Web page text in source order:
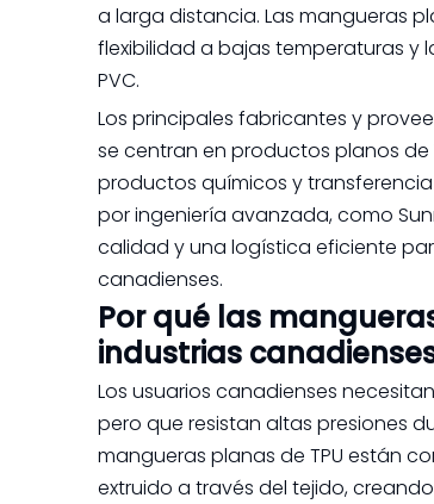
a larga distancia. Las mangueras
flexibilidad a bajas temperaturas
PVC.
Los principales fabricantes y
se centran en productos planos
productos químicos y
por ingeniería avanzada, como
calidad y una logística eficiente
canadienses.
Por qué las
industrias
Los usuarios canadienses
pero que resistan altas presiones
mangueras planas de TPU están
extruido a través del tejido,